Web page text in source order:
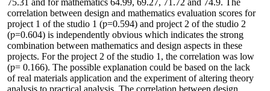
75.31 and for mathematics 64.99, 69.27, 71.72 and 74.9. The
correlation between design and mathematics evaluation scores for
project 1 of the studio 1 (ƿ=0.594) and project 2 of the studio 2
(ƿ=0.604) is independently obvious which indicates the strong
combination between mathematics and design aspects in these
projects. For the project 2 of the studio 1, the correlation was low
(ƿ= 0.166). The possible explanation could be based on the lack
of real materials application and the experiment of altering theory
analysis to practical analysis. The correlation between design